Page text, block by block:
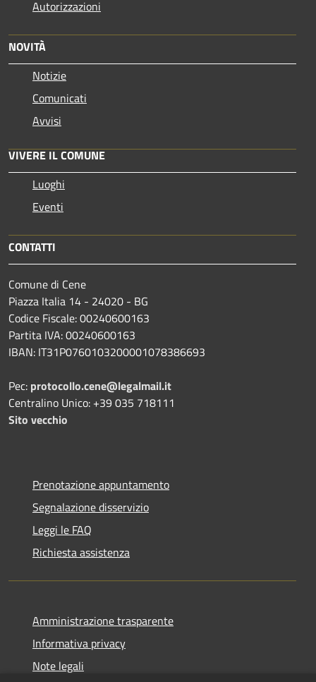
Autorizzazioni
NOVITÀ
Notizie
Comunicati
Avvisi
VIVERE IL COMUNE
Luoghi
Eventi
CONTATTI
Comune di Cene
Piazza Italia 14 - 24020 - BG
Codice Fiscale: 00240600163
Partita IVA: 00240600163
IBAN: IT31P0760103200001078386693
Pec: protocollo.cene@legalmail.it
Centralino Unico: +39 035 718111
Sito vecchio
Prenotazione appuntamento
Segnalazione disservizio
Leggi le FAQ
Richiesta assistenza
Amministrazione trasparente
Informativa privacy
Note legali